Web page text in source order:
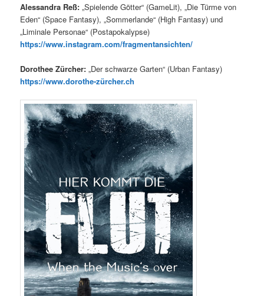
Alessandra Reß: „Spielende Götter“ (GameLit), „Die Türme von
Eden“ (Space Fantasy), „Sommerlande“ (High Fantasy) und
„Liminale Personae“ (Postapokalypse)
https://www.instagram.com/fragmentansichten/
Dorothee Zürcher: „Der schwarze Garten“ (Urban Fantasy)
https://www.dorothe-zürcher.ch